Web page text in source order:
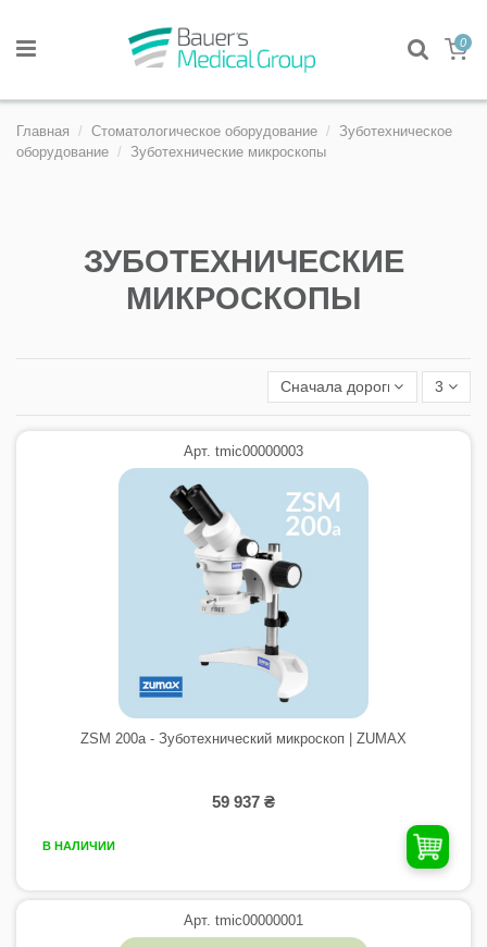
0
Главная Стоматологическое оборудование
Зуботехническое
оборудование
Зуботехнические микроскопы
ЗУБОТЕХНИЧЕСКИЕ
МИКРОСКОПЫ
Сначала дорогие 3
Арт. tmic00000003
ZSM 200а - Зуботехнический микроскоп | ZUMAX
59 937 ₴
В НАЛИЧИИ
Арт. tmic00000001